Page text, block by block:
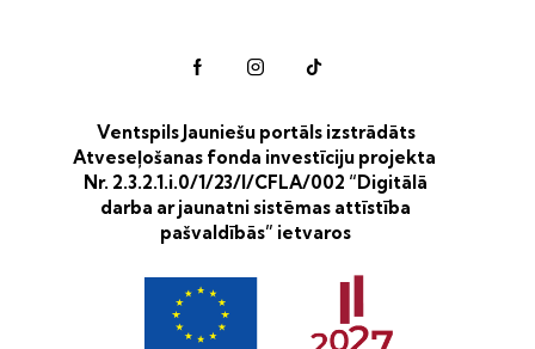
Ventspils Jauniešu portāls izstrādāts
Atveseļošanas fonda investīciju projekta
Nr. 2.3.2.1.i.0/1/23/I/CFLA/002 “Digitālā
darba ar jaunatni sistēmas attīstība
pašvaldībās” ietvaros